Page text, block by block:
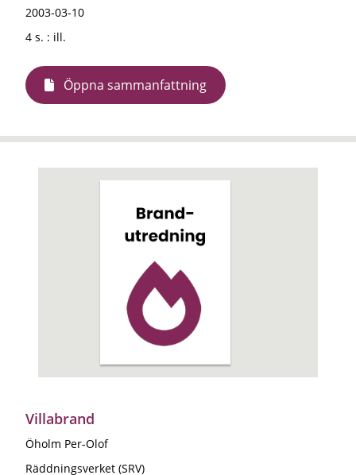
2003-03-10
4 s. : ill.
Öppna sammanfattning
Villabrand
Öholm Per-Olof
Räddningsverket (SRV)